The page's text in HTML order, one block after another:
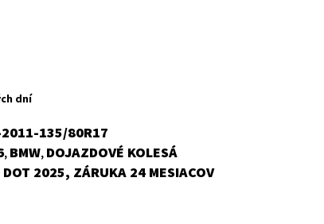
dní
135/80R17
, BMW, DOJAZDOVÉ KOLESÁ
2025, ZÁRUKA 24 MESIACOV